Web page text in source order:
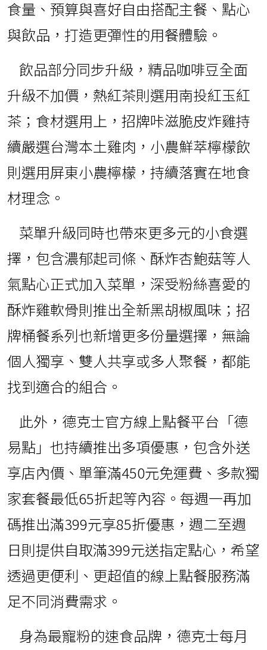
食量、預算與喜好自由搭配主餐、點心
與飲品，打造更彈性的用餐體驗。
飲品部分同步升級，精品咖啡豆全面
升級不加價，熱紅茶則選用南投紅玉紅
茶；食材選用上，招牌咔滋脆皮炸雞持
續嚴選台灣本土雞肉，小農鮮萃檸檬飲
則選用屏東小農檸檬，持續落實在地食
材理念。
菜單升級同時也帶來更多元的小食選
擇，包含濃郁起司條、酥炸杏鮑菇等人
氣點心正式加入菜單，深受粉絲喜愛的
酥炸雞軟骨則推出全新黑胡椒風味；招
牌桶餐系列也新增更多份量選擇，無論
個人獨享、雙人共享或多人聚餐，都能
找到適合的組合。
此外，德克士官方線上點餐平台「德
易點」也持續推出多項優惠，包含外送
享店內價、單筆滿450元免運費、多款獨
家套餐最低65折起等內容。每週一再加
碼推出滿399元享85折優惠，週二至週
日則提供自取滿399元送指定點心，希望
透過更便利、更超值的線上點餐服務滿
足不同消費需求。
身為最寵粉的速食品牌，德克士每月